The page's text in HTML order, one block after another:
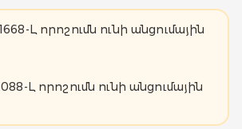
Լ որոշումն ունի անցումային
Լ որոշումն ունի անցումային